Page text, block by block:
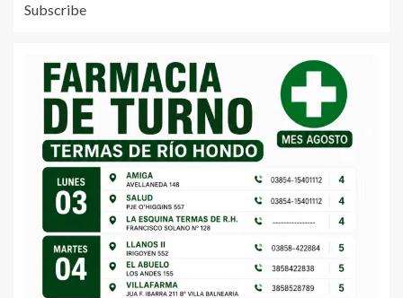
Subscribe